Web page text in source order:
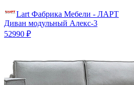
Lart Фабрика Мебели - ЛАРТ
Диван модульный Алекс-3
52990 ₽